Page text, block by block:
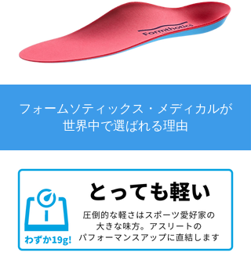
フォームソティックス・メディカルが
世界中で選ばれる理由